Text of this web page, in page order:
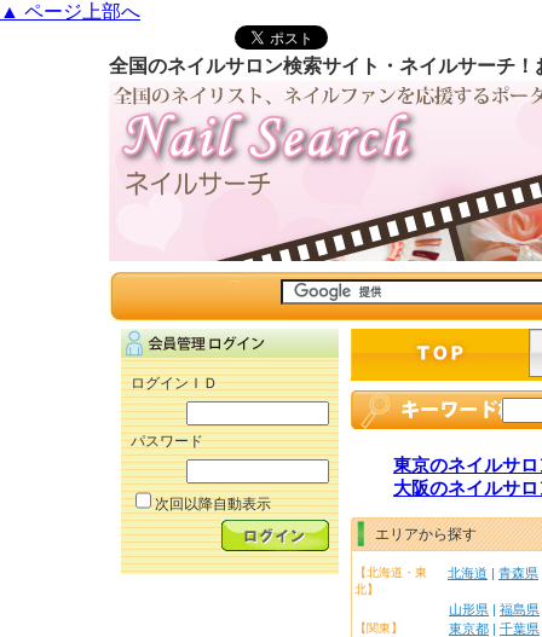
▲ ページ上部へ
全国のネイルサロン検索サイト・ネイルサーチ
ログインＩＤ
パスワード
次回以降自動表示
東京のネイルサ
大阪のネイルサ
エリアから探す
【北海道・東
北】
北海道 | 青森県
山形県 | 福島県
【関東】 東京都 | 千葉県